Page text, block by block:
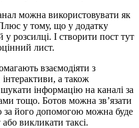
можна використовувати як
у тому, що у додатку
у ​​розсилці. І створити пост тут
лист.
взаємодіяти з
а також
інформацію на каналі за
тощо. Ботов можна зв’язати
за його допомогою можна буде
викликати таксі.